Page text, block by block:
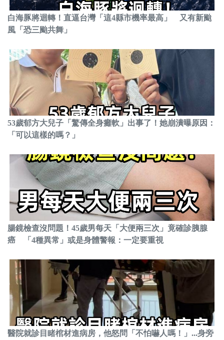
白海豚將迴轉！直逼台灣「這4縣市機率最高」 又有新颱
風「恐三颱共舞」
53歲郁方大兒子「驚傳全身癱軟」出事了！她崩潰曝原因：
「可以這樣的嗎？」
腸鏡檢查沒問題！45歲男每天「大便兩三次」竟確診胰腺
癌 「4種異常」或是身體警報：一定要重視
醫院就診目睹棺材進病房，他怒問「不怕嚇人嗎！」...身旁